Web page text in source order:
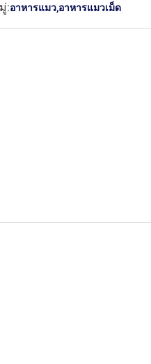
:อาหารแมว,อาหารแมวเม็ด